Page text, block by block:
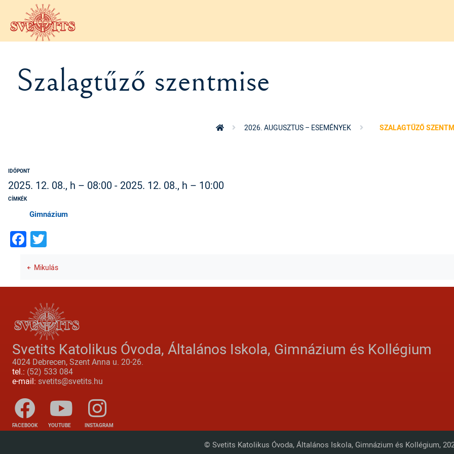
Ugrás a tartalomra
Szalagtűző szentmise
2026. AUGUSZTUS – ESEMÉNYEK SZALAGTŰZŐ
IDŐPONT
2025. 12. 08., h – 08:00- 2025. 12. 08., h – 10:00
CÍMKÉK
Gimnázium
Facebook
Mikulás
Svetits Katolikus Óvoda, Általános Iskola, Gimnázium és Kollégium
4024 Debrecen, Szent Anna u. 20-26.
tel.: (52) 533 084
e-mail: svetits@svetits.hu
FACEBOOK YOUTUBE INSTAGRAM
© Svetits Katolikus Óvoda, Általános Iskola, Gimnázium és Kollégium,